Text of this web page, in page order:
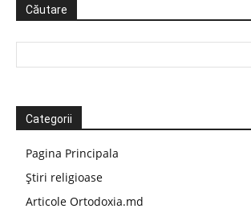
Căutare
Categorii
Pagina Principala
Știri religioase
Articole Ortodoxia.md